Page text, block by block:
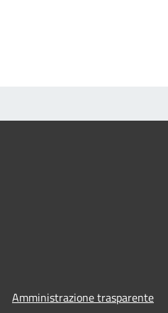
Amministrazione trasparente